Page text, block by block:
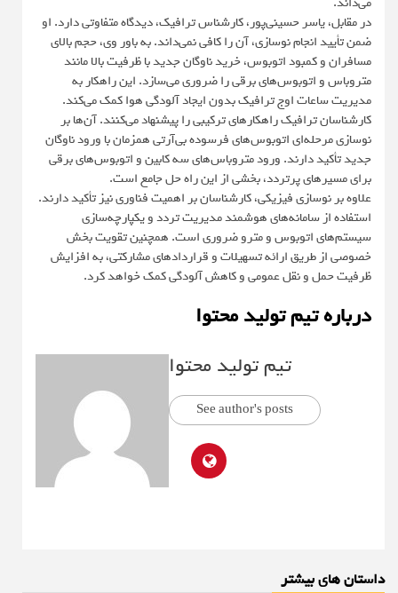
در مقابل، یاسر حسینی‌پور، کارشناس ترافیک، دیدگاه متفاوتی دارد. او
ضمن تأیید انجام نوسازی، آن را کافی نمی‌داند. به باور وی، حجم بالای
مسافران و کمبود اتوبوس، خرید ناوگان جدید با ظرفیت بالا مانند
متروباس و اتوبوس‌های برقی را ضروری می‌سازد. این راهکار به
مدیریت ساعات اوج ترافیک بدون ایجاد آلودگی هوا کمک می‌کند.
کارشناسان ترافیک راهکارهای ترکیبی را پیشنهاد می‌کنند. آن‌ها بر
نوسازی مرحله‌ای اتوبوس‌های فرسوده بی‌آرتی همزمان با ورود ناوگان
جدید تأکید دارند. ورود متروباس‌های سه کابین و اتوبوس‌های برقی
برای مسیرهای پرتردد، بخشی از این راه حل جامع است.
علاوه بر نوسازی فیزیکی، کارشناسان بر اهمیت فناوری نیز تأکید دارند.
استفاده از سامانه‌های هوشمند مدیریت تردد و یکپارچه‌سازی
سیستم‌های اتوبوس و مترو ضروری است. همچنین تقویت بخش
خصوصی از طریق ارائه تسهیلات و قراردادهای مشارکتی، به افزایش
ظرفیت حمل و نقل عمومی و کاهش آلودگی کمک خواهد کرد.
درباره تیم تولید محتوا
تیم تولید محتوا
See author's posts
داستان های بیشتر